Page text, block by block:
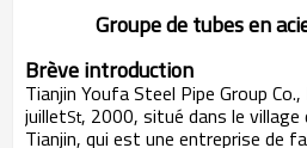
Groupe de tubes en
Brève introduction
Tianjin Youfa Steel Pipe Group
juilletSt, 2000, situé dans le village
Tianjin, qui est une entreprise de